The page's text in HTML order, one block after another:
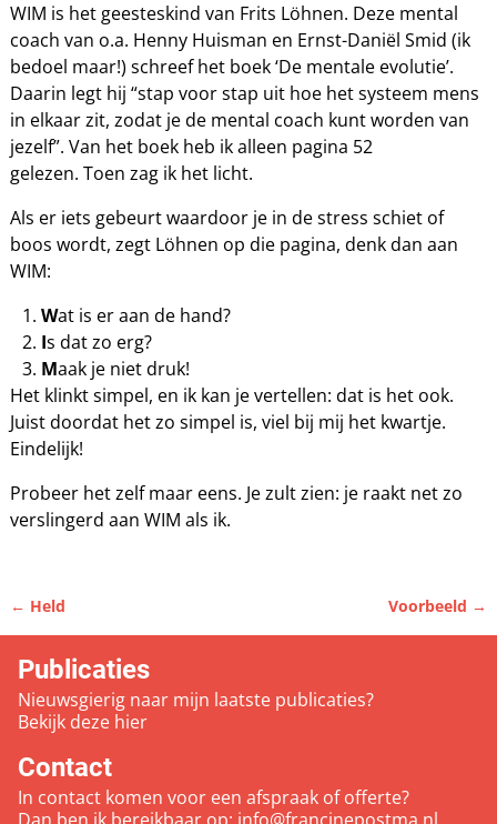
WIM is het geesteskind van Frits Löhnen. Deze mental
coach van o.a. Henny Huisman en Ernst-Daniël Smid (ik
bedoel maar!) schreef het boek ‘De mentale evolutie’.
Daarin legt hij “stap voor stap uit hoe het systeem mens
in elkaar zit, zodat je de mental coach kunt worden van
jezelf”. Van het boek heb ik alleen pagina 52
gelezen. Toen zag ik het licht.
Als er iets gebeurt waardoor je in de stress schiet of
boos wordt, zegt Löhnen op die pagina, denk dan aan
WIM:
Wat is er aan de hand?
Is dat zo erg?
Maak je niet druk!
Het klinkt simpel, en ik kan je vertellen: dat is het ook.
Juist doordat het zo simpel is, viel bij mij het kwartje.
Eindelijk!
Probeer het zelf maar eens. Je zult zien: je raakt net zo
verslingerd aan WIM als ik.
Bericht navigatie
← Held Voorbeeld →
Publicaties
Nieuwsgierig naar mijn laatste publicaties?
Bekijk deze hier
Contact
In contact komen voor een afspraak of offerte?